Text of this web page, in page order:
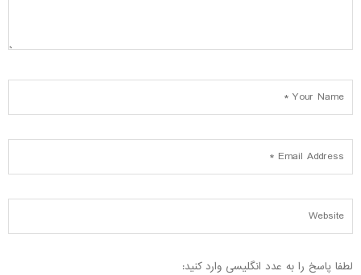
لطفا پاسخ را به عدد انگلیسی وارد کنید: